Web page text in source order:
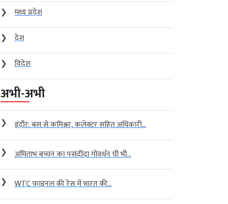
❯
मध्य प्रदेश
❯
देश
❯
विदेश
अभी-अभी
❯ इंदौर: बस से कमिश्नर, कलेक्टर सहित अधिकारी...
❯ अमिताभ बच्चन का पसंदीदा गोवर्धन घी भी...
❯ WTC फाइनल की रेस में भारत की...